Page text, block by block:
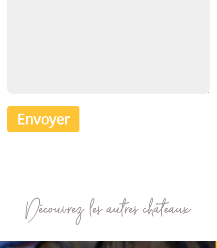
Découvrez les autres châteaux